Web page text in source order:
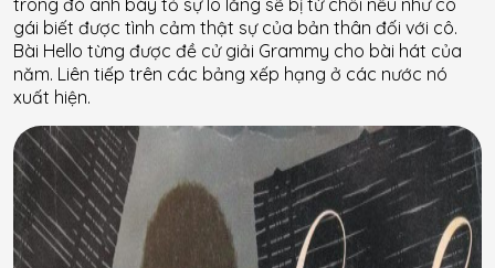
trong đó anh bày tỏ sự lo lắng sẽ bị từ chối nếu như cô
gái biết được tình cảm thật sự của bản thân đối với cô.
Bài Hello từng được đề cử giải Grammy cho bài hát của
năm. Liên tiếp trên các bảng xếp hạng ở các nước nó
xuất hiện.